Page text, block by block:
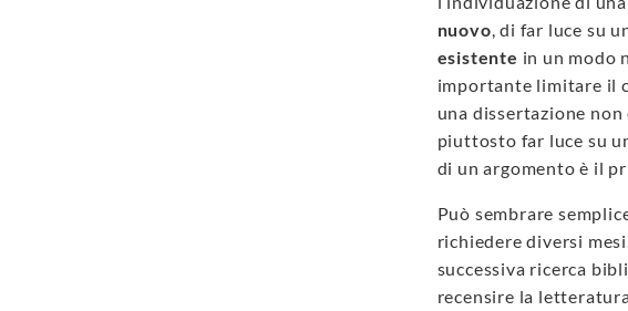
nuovo, di far luce su
esistente in un modo
importante limitare il
una dissertazione
piuttosto far luce su
di un argomento è il
Può sembrare
richiedere diversi
successiva ricerca
recensire la